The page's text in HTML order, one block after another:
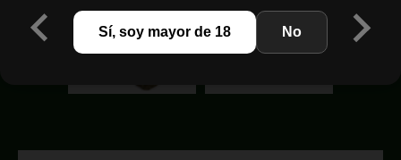
Sí, soy mayor de 18 No